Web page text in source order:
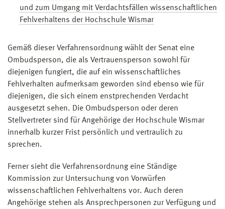
und zum Umgang mit Verdachtsfällen wissenschaftlichen
Fehlverhaltens der Hochschule Wismar
Gemäß dieser Verfahrensordnung wählt der Senat eine
Ombudsperson, die als Vertrauensperson sowohl für
diejenigen fungiert, die auf ein wissenschaftliches
Fehlverhalten aufmerksam geworden sind ebenso wie für
diejenigen, die sich einem enstprechenden Verdacht
ausgesetzt sehen. Die Ombudsperson oder deren
Stellvertreter sind für Angehörige der Hochschule Wismar
innerhalb kurzer Frist persönlich und vertraulich zu
sprechen.
Ferner sieht die Verfahrensordnung eine Ständige
Kommission zur Untersuchung von Vorwürfen
wissenschaftlichen Fehlverhaltens vor. Auch deren
Angehörige stehen als Ansprechpersonen zur Verfügung und